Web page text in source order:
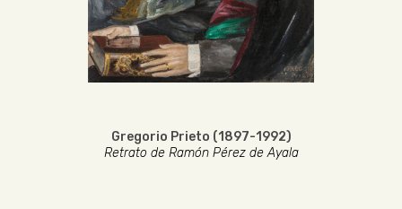
Gregorio Prieto (1897-1992)
Retrato de Ramón Pérez de Ayala